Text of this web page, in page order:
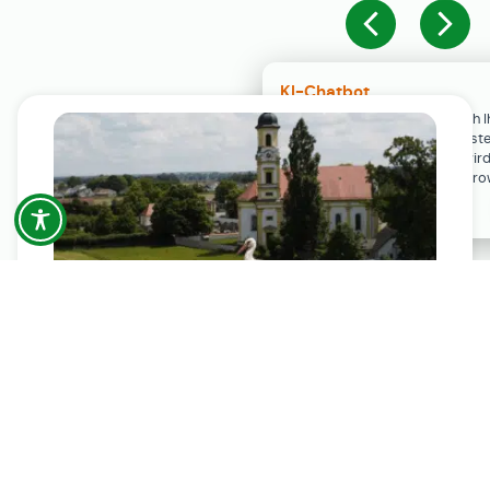
KI-Chatbot
Der KI-Chatbot steht erst nach
Einwilligung in den Cookie-
Verfügung. Der Chat-Verlauf
ausschließlich lokal in Ihrem
gespeichert.